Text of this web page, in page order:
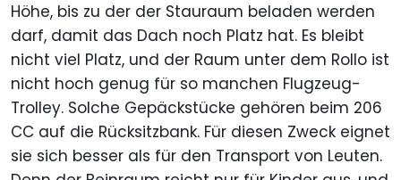
Höhe, bis zu der der Stauraum beladen werden
darf, damit das Dach noch Platz hat. Es bleibt
nicht viel Platz, und der Raum unter dem Rollo ist
nicht hoch genug für so manchen Flugzeug-
Trolley. Solche Gepäckstücke gehören beim 206
CC auf die Rücksitzbank. Für diesen Zweck eignet
sie sich besser als für den Transport von Leuten.